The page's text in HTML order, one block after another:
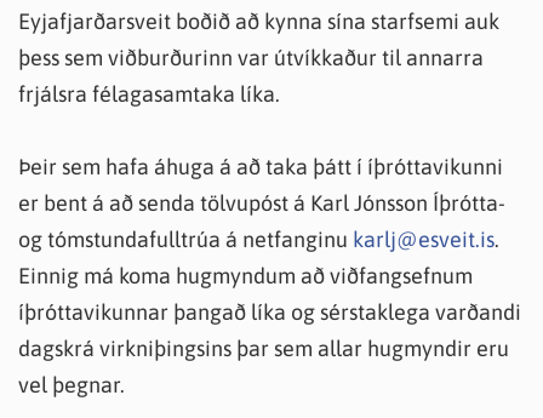
Eyjafjarðarsveit boðið að kynna sína starfsemi auk
þess sem viðburðurinn var útvíkkaður til annarra
frjálsra félagasamtaka líka.
Þeir sem hafa áhuga á að taka þátt í íþróttavikunni
er bent á að senda tölvupóst á Karl Jónsson Íþrótta-
og tómstundafulltrúa á netfanginu karlj@esveit.is.
Einnig má koma hugmyndum að viðfangsefnum
íþróttavikunnar þangað líka og sérstaklega varðandi
dagskrá virkniþingsins þar sem allar hugmyndir eru
vel þegnar.